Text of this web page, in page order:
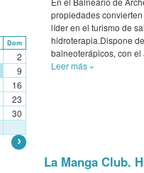
Dom
2
9
16
23
30
propiedades
líder en el turismo de
hidroterapia.Dispone
balneoterápicos, con
Leer más »
La Manga Club.